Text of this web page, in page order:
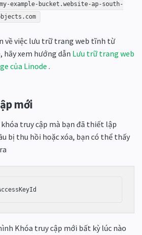
example-bucket.website-ap-south-
việc lưu trữ trang web tĩnh từ
hãy xem hướng dẫn Lưu trữ trang web
của Linode .
mới
khóa truy cập mà bạn đã thiết lập
bị thu hồi hoặc xóa, bạn có thể thấy
Khóa truy cập mới bất kỳ lúc nào